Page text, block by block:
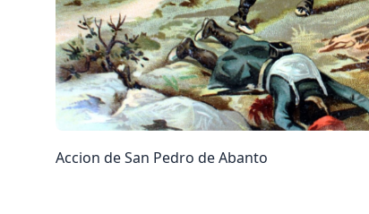
Accion de San Pedro de Abanto